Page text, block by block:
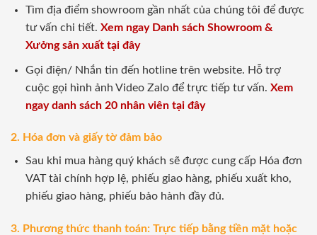
Tìm địa điểm showroom gần nhất của chúng tôi để được
tư vấn chi tiết. Xem ngay Danh sách Showroom &
Xưởng sản xuất tại đây
Gọi điện/ Nhắn tin đến hotline trên website. Hỗ trợ
cuộc gọi hình ảnh Video Zalo để trực tiếp tư vấn. Xem
ngay danh sách 20 nhân viên tại đây
2. Hóa đơn và giấy tờ đảm bảo
Sau khi mua hàng quý khách sẽ được cung cấp Hóa đơn
VAT tài chính hợp lệ, phiếu giao hàng, phiếu xuất kho,
phiếu giao hàng, phiếu bảo hành đầy đủ.
3. Phương thức thanh toán: Trực tiếp bằng tiền mặt hoặc